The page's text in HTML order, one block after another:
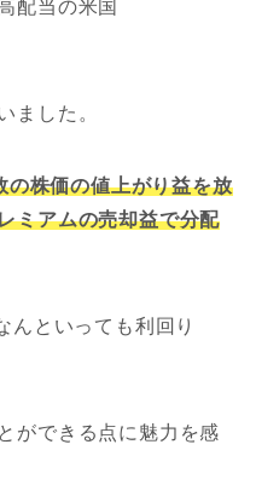
配当の米国
ました。
株価の値上がり益を放
ミアムの売却益で分配
んといっても利回り
ができる点に魅力を感